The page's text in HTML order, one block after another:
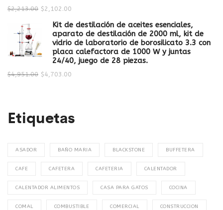
$2,213.00 $2,102.00
Kit de destilación de aceites esenciales,
aparato de destilación de 2000 ml, kit de
vidrio de laboratorio de borosilicato 3.3 con
placa calefactora de 1000 W y juntas
24/40, juego de 28 piezas.
$4,951.00 $4,703.00
Etiquetas
ASADOR BAÑO MARIA BLACKSTONE BUFFETERA
CAFE CAFETERA CAFETERIA CALENTADOR
CALENTADOR ALIMENTOS CASA PARA GATOS COCINA
COMAL COMBUSTIBLE COMERCIAL CONSTRUCCION